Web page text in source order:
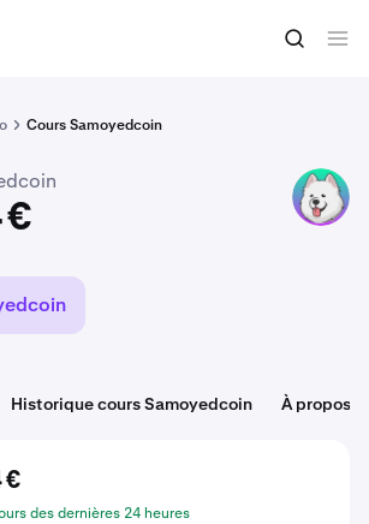
Cours Samoyedcoin
Acheter du SAMO
€
SAMO
Historique cours Samoyedcoin À propos
€
des dernières 24 heures